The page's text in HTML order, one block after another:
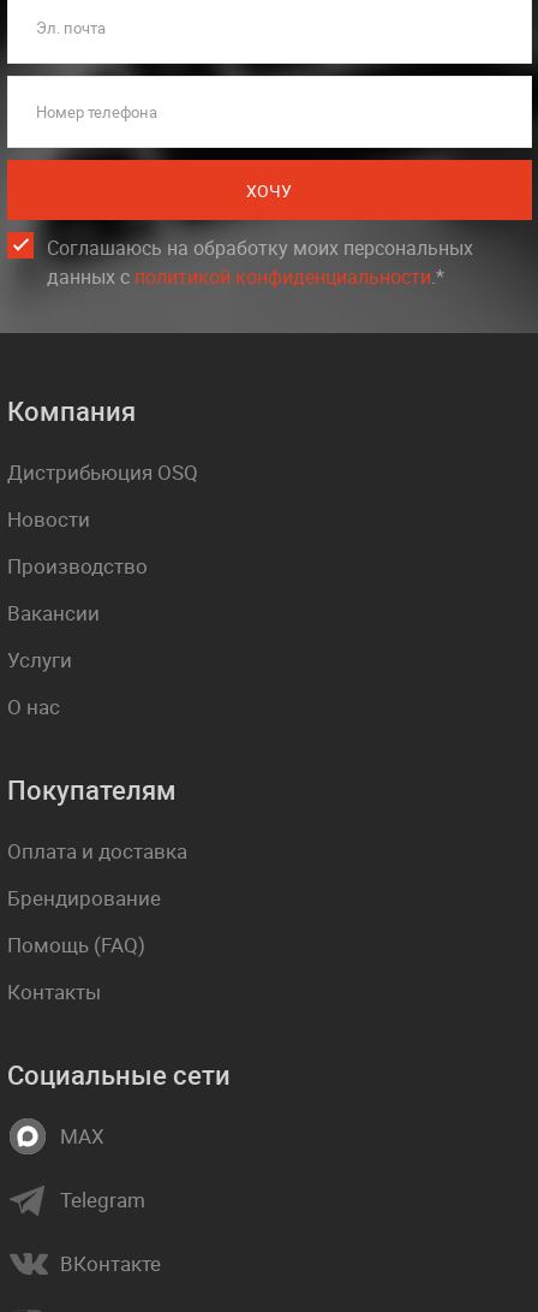
Эл. почта
Номер телефона
ХОЧУ
Соглашаюсь на обработку моих персональных
данных c политикой конфиденциальности.*
Компания
Дистрибьюция OSQ
Новости
Производство
Вакансии
Услуги
О нас
Покупателям
Оплата и доставка
Брендирование
Помощь (FAQ)
Контакты
Социальные сети
MAX
Telegram
ВКонтакте